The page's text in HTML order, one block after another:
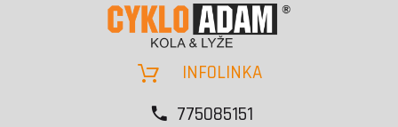
INFOLINKA
775085151